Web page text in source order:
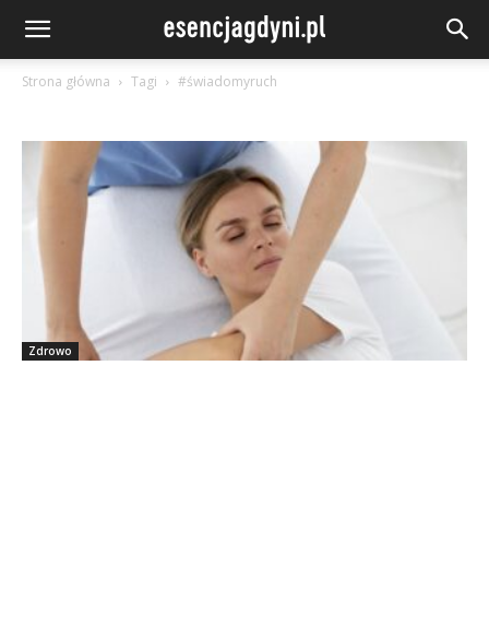
Strona główna Tagi #świadomyruch
Zdrowo